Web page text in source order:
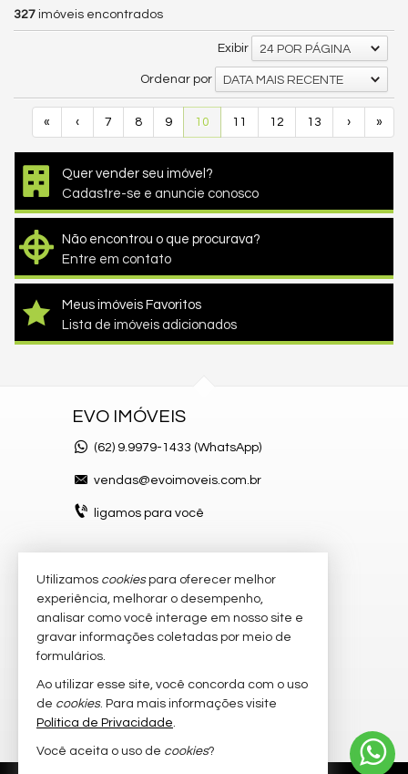
327 imóveis encontrados
Exibir 24 POR PÁGINA
Ordenar por DATA MAIS RECENTE
« ‹ 7 8 9 10 11 12 13 › »
Quer vender seu imóvel?
Cadastre-se e anuncie conosco
Não encontrou o que procurava?
Entre em contato
Meus imóveis Favoritos
Lista de imóveis adicionados
EVO IMÓVEIS
(62) 9.9979-1433 (WhatsApp)
vendas@evoimoveis.com.br
ligamos para você
VEJA MAIS
atendimento por WhatsApp
imóveis favoritos
mapa de imóveis
Utilizamos cookiespara oferecer melhor
experiência, melhorar o desempenho,
analisar como você interage em nosso site e
gravar informações coletadas por meio de
formulários.
Ao utilizar esse site, você concorda com o uso
de cookies. Para mais informações visite
Política de Privacidade.
Você aceita o uso de cookies?